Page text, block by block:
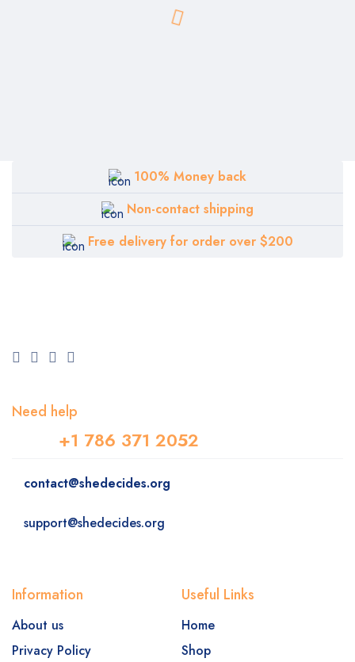
100% Money back
Non-contact shipping
Free delivery for order over $200
Need help
+1 786 371 2052
contact@shedecides.org
support@shedecides.org
Information
About us
Privacy Policy
Useful Links
Home
Shop